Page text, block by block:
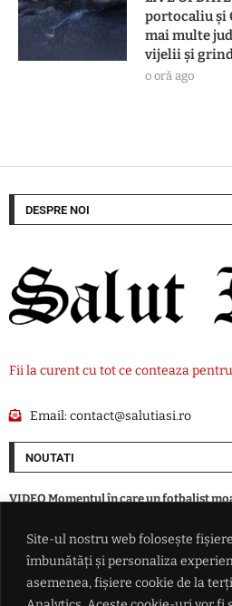
Site-ul nostru web folosește
îmbunătăți și personaliza
asemenea, fișiere cookie de la
portocaliu și
mai multe
vijelii și
o oră ago
DESPRE NOI
Fii la curent cu tot ce conteaza
Email:contact@salutiasi.ro
NOUTATI
VIDEO Momentul în care un fotbalist
Ion Cristoiu: 'Există un interes uriaș.
blochează formarea unui alt Guvern'